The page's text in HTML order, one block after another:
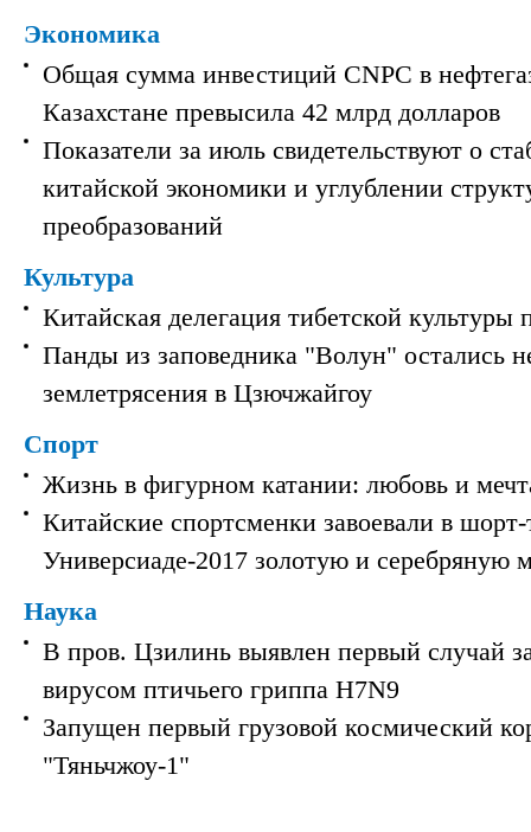
Экономика
Общая сумма инвестиций CNPC в
Казахстане превысила 42 млрд долларов
Показатели за июль свидетельствуют о
китайской экономики и углублении
преобразований
Культура
Китайская делегация тибетской культуры
Панды из заповедника "Волун" остались
землетрясения в Цзючжайгоу
Спорт
Жизнь в фигурном катании: любовь и
Китайские спортсменки завоевали в шорт-
Универсиаде-2017 золотую и серебряную
Наука
В пров. Цзилинь выявлен первый случай
вирусом птичьего гриппа H7N9
Запущен первый грузовой космический
"Тяньчжоу-1"